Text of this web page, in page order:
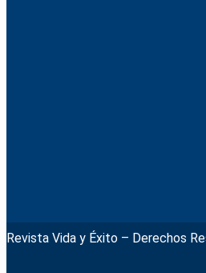
Revista Vida y Éxito – Derechos